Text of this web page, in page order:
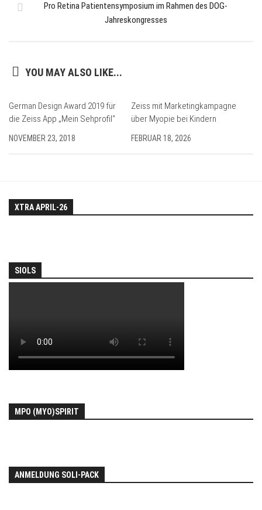
Pro Retina Patientensymposium im Rahmen des DOG-
Jahreskongresses
YOU MAY ALSO LIKE...
German Design Award 2019 für
die Zeiss App „Mein Sehprofil“
NOVEMBER 23, 2018
Zeiss mit Marketingkampagne
über Myopie bei Kindern
FEBRUAR 18, 2026
XTRA APRIL-26
SIOLS
MPO (MYO)SPIRIT
ANMELDUNG SOLI-PACK